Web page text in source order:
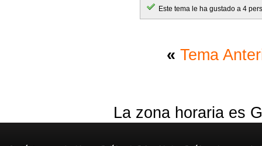
Este tema le ha gustado a 4
« Tema
La zona horaria es